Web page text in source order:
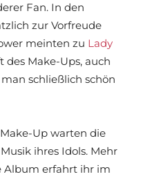
Fan. In den
zur Vorfreude
meinten zu Lady
des Make-Ups, auch
schließlich schön
Up warten die
ihres Idols. Mehr
Album erfahrt ihr im